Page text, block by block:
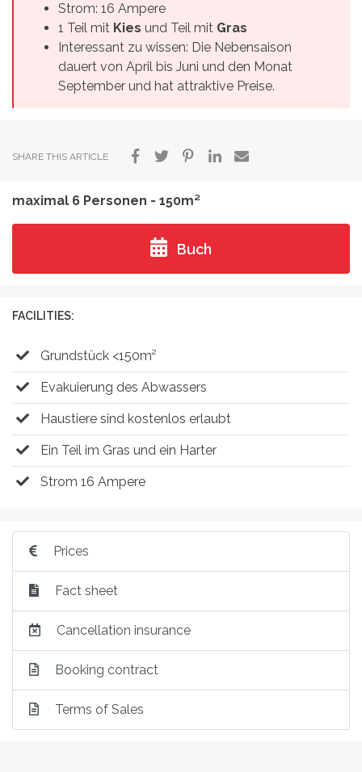
Strom: 16 Ampere
1 Teil mit Kies und Teil mit Gras
Interessant zu wissen: Die Nebensaison
dauert von April bis Juni und den Monat
September und hat attraktive Preise.
SHARE THIS ARTICLE
maximal 6 Personen - 150m²
Buch
FACILITIES:
Grundstück <150m²
Evakuierung des Abwassers
Haustiere sind kostenlos erlaubt
Ein Teil im Gras und ein Harter
Strom 16 Ampere
Prices
Fact sheet
Cancellation insurance
Booking contract
Terms of Sales